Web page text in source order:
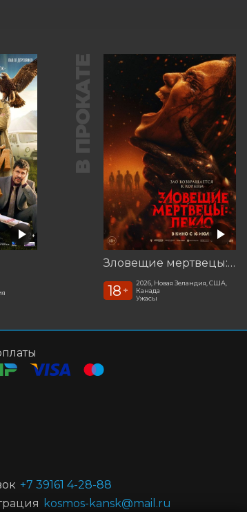
В ПРОКАТЕ
Зловещие мертвецы: Пекло
18 +
2026, Новая Зеландия, США,
Канада
Ужасы
+7 39161 4-28-88
kosmos-kansk@mail.ru